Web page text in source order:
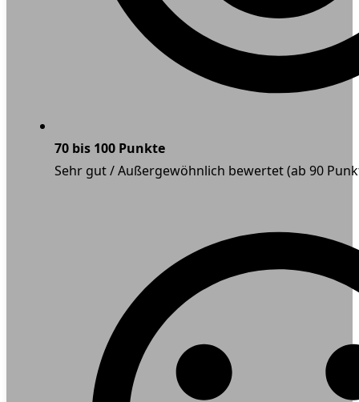
70 bis 100 Punkte
Sehr gut / Außergewöhnlich bewertet (ab 90